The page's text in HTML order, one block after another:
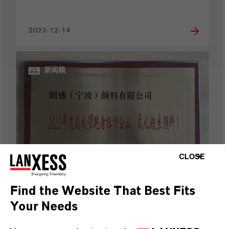
2023-12-14
新闻稿
朗盛宁波工厂荣获“能效领跑者标
杆企业”称号
CLOSE
Find the Website That Best Fits
Your Needs